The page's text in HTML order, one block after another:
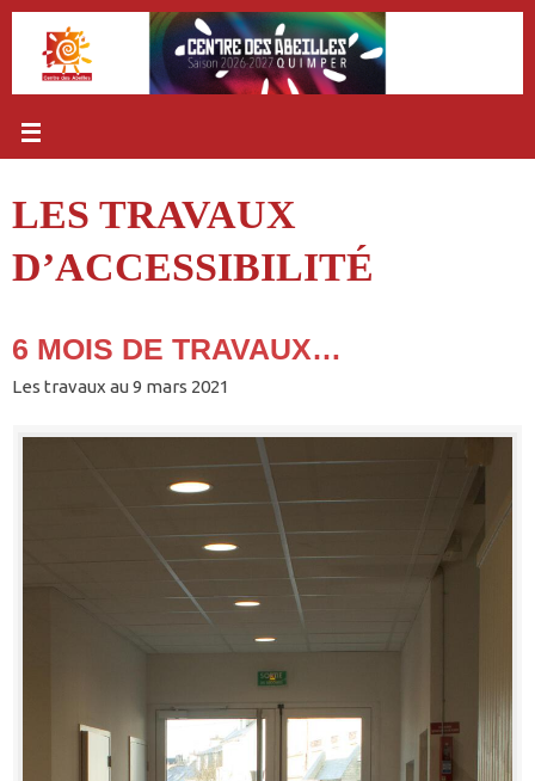
Passer
contenu
LES TRAVAUX
D’ACCESSIBILITÉ
6 MOIS DE TRAVAUX…
Les travaux au 9 mars 2021